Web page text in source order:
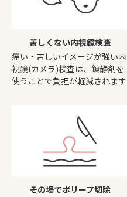
苦しくない内視鏡検査
痛い・苦しいイメージが強い内
視鏡(カメラ)検査は、鎮静剤を
使うことで負担が軽減されます
その場でポリープ切除